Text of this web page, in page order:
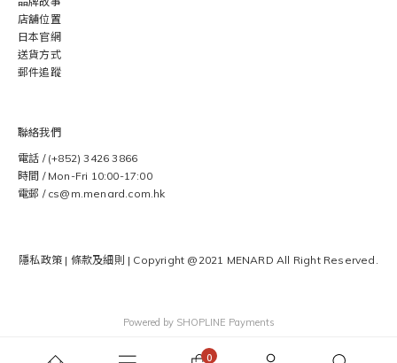
店舖位置
日本官網
送貨方式
郵件追蹤
聯絡我們
電話 / (+852) 3426 3866
時間 / Mon-Fri 10:00-17:00
電郵 / cs@m.menard.com.hk
隱私政策 | 條款及細則 | Copyright @2021 MENARD All Right Reserved.
Powered by SHOPLINE Payments